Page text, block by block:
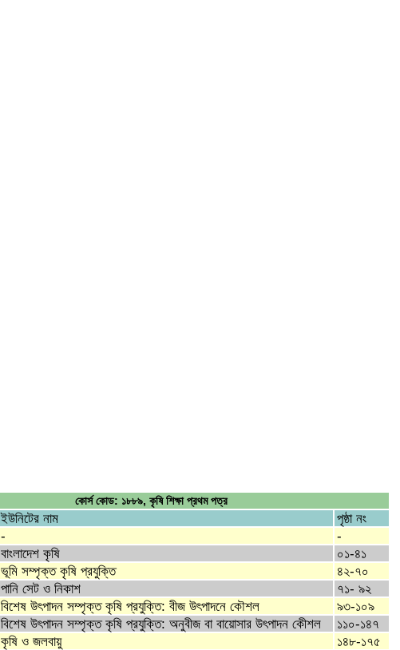
কোর্স কোড: ১৮৮৯, কৃষি শিক্ষা প্রথম পত্র
ইউনিটের নাম
পৃষ্ঠা নং
-
-
বাংলাদেশ কৃষি
০১-৪১
ভূমি সম্পৃক্ত কৃষি প্রযুক্তি
৪২-৭০
পানি সেট ও নিকাশ
৭১- ৯২
বিশেষ উৎপাদন সম্পৃক্ত কৃষি প্রযুক্তি: বীজ উৎপাদনে কৌশল
৯৩-১০৯
বিশেষ উৎপাদন সম্পৃক্ত কৃষি প্রযুক্তি: অনুবীজ বা বায়োসার উৎপাদন কেীশল
১১০-১৪৭
কৃষি ও জলবায়ু ১৪৮-১৭৫